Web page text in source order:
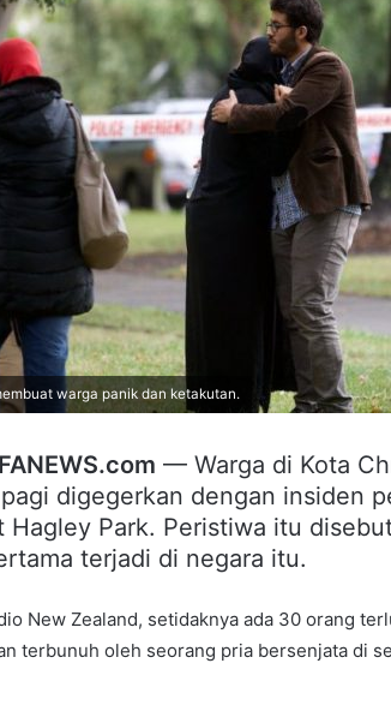
warga panik dan ketakutan.
— Warga di Kota
digegerkan dengan insiden
Hagley Park. Peristiwa itu
terjadi di negara itu.
New Zealand, setidaknya ada 30 orang
terbunuh oleh seorang pria bersenjata di